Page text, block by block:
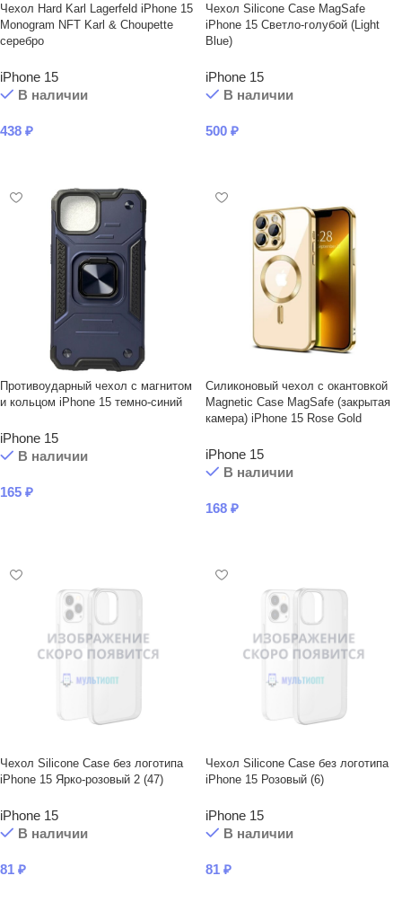
Чехол Hard Karl Lagerfeld iPhone 15
Monogram NFT Karl & Choupette
серебро
iPhone 15
В наличии
438 ₽
Чехол Silicone Case MagSafe
iPhone 15 Светло-голубой (Light
Blue)
iPhone 15
В наличии
500 ₽
Противоударный чехол с магнитом
и кольцом iPhone 15 темно-синий
iPhone 15
В наличии
165 ₽
Силиконовый чехол с окантовкой
Magnetic Case MagSafe (закрытая
камера) iPhone 15 Rose Gold
iPhone 15
В наличии
168 ₽
Чехол Silicone Case без логотипа
iPhone 15 Ярко-розовый 2 (47)
iPhone 15
В наличии
81 ₽
Чехол Silicone Case без логотипа
iPhone 15 Розовый (6)
iPhone 15
В наличии
81 ₽